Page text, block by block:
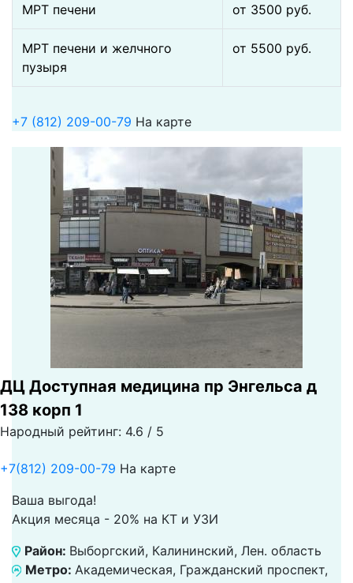
МРТ печени от 3500 pуб.
МРТ печени и желчного
пузыря
от 5500 pуб.
+7 (812) 209-00-79 На карте
ДЦ Доступная медицина пр Энгельса д
138 корп 1
Народный рейтинг: 4.6 / 5
+7(812) 209-00-79 На карте
Ваша выгода!
Акция месяца - 20% на КТ и УЗИ
Район: Выборгский, Калининский, Лен. область
Метро: Академическая, Гражданский проспект,